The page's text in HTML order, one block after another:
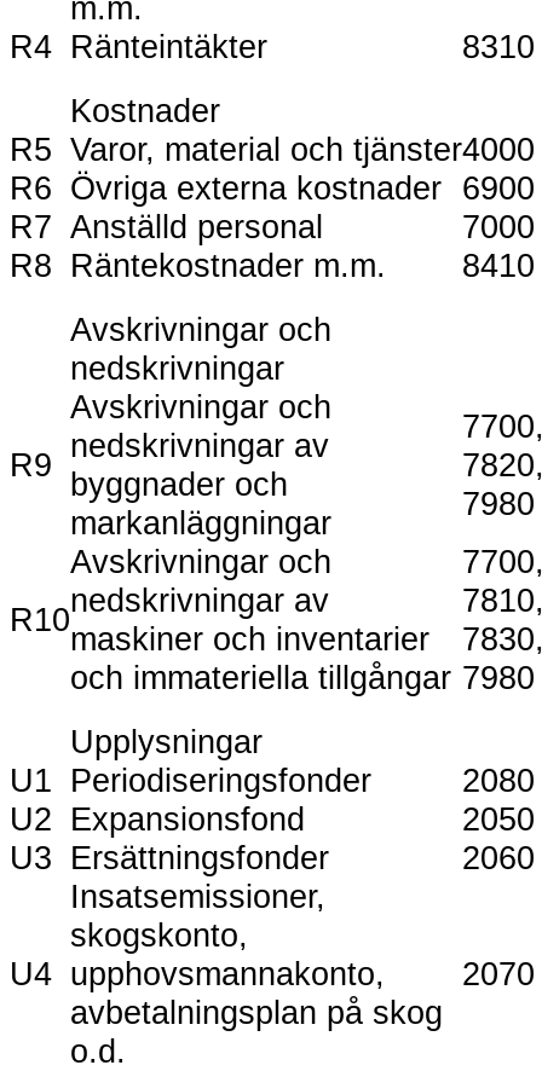
R4 Ränteintäkter
8310
Kostnader
R5 Varor, material och tjänster4000
R6 Övriga externa kostnader 6900
R7 Anställd personal
7000
R8 Räntekostnader m.m.
8410
Avskrivningar och
nedskrivningar
R9
Avskrivningar och
nedskrivningar av
byggnader och
markanläggningar
7980
R10
Avskrivningar och
nedskrivningar av
maskiner och inventarier
och immateriella tillgångar 7980
Upplysningar
U1 Periodiseringsfonder
2080
U2 Expansionsfond
2050
U3 Ersättningsfonder 2060
U4
Insatsemissioner,
skogskonto,
upphovsmannakonto,
avbetalningsplan på skog
o.d.
2070